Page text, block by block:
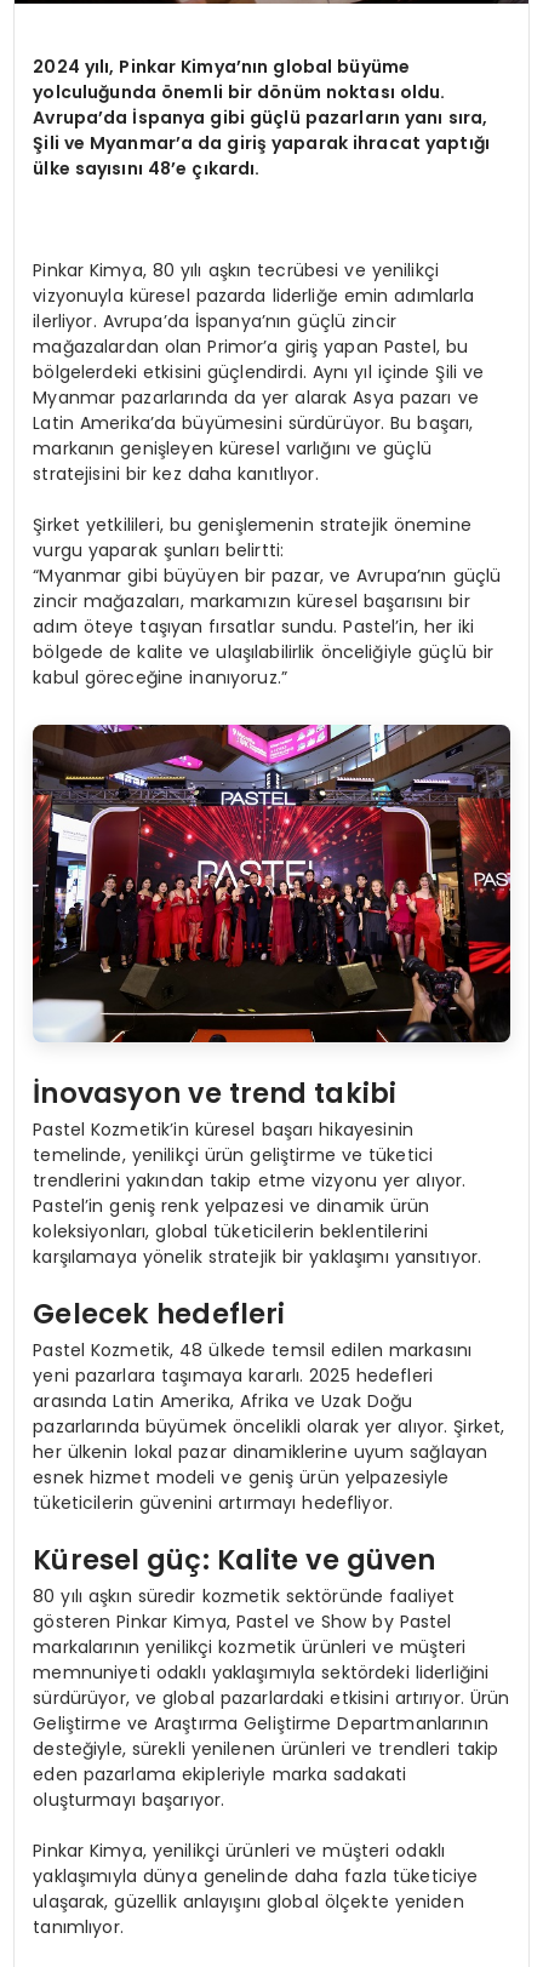
2024 yılı, Pinkar Kimya’nın global büyüme
yolculuğunda önemli bir dönüm noktası oldu.
Avrupa’da İspanya gibi güçlü pazarların yanı sıra,
Şili ve Myanmar’a da giriş yaparak ihracat yaptığı
ülke sayısını 48’e çıkardı.
Pinkar Kimya, 80 yılı aşkın tecrübesi ve yenilikçi
vizyonuyla küresel pazarda liderliğe emin adımlarla
ilerliyor. Avrupa’da İspanya’nın güçlü zincir
mağazalardan olan Primor’a giriş yapan Pastel, bu
bölgelerdeki etkisini güçlendirdi. Aynı yıl içinde Şili ve
Myanmar pazarlarında da yer alarak Asya pazarı ve
Latin Amerika’da büyümesini sürdürüyor. Bu başarı,
markanın genişleyen küresel varlığını ve güçlü
stratejisini bir kez daha kanıtlıyor.
Şirket yetkilileri, bu genişlemenin stratejik önemine
vurgu yaparak şunları belirtti:
“Myanmar gibi büyüyen bir pazar, ve Avrupa’nın güçlü
zincir mağazaları, markamızın küresel başarısını bir
adım öteye taşıyan fırsatlar sundu. Pastel’in, her iki
bölgede de kalite ve ulaşılabilirlik önceliğiyle güçlü bir
kabul göreceğine inanıyoruz.”
İnovasyon ve trend takibi
Pastel Kozmetik’in küresel başarı hikayesinin
temelinde, yenilikçi ürün geliştirme ve tüketici
trendlerini yakından takip etme vizyonu yer alıyor.
Pastel’in geniş renk yelpazesi ve dinamik ürün
koleksiyonları, global tüketicilerin beklentilerini
karşılamaya yönelik stratejik bir yaklaşımı yansıtıyor.
Gelecek hedefleri
Pastel Kozmetik, 48 ülkede temsil edilen markasını
yeni pazarlara taşımaya kararlı. 2025 hedefleri
arasında Latin Amerika, Afrika ve Uzak Doğu
pazarlarında büyümek öncelikli olarak yer alıyor. Şirket,
her ülkenin lokal pazar dinamiklerine uyum sağlayan
esnek hizmet modeli ve geniş ürün yelpazesiyle
tüketicilerin güvenini artırmayı hedefliyor.
Küresel güç: Kalite ve güven
80 yılı aşkın süredir kozmetik sektöründe faaliyet
gösteren Pinkar Kimya, Pastel ve Show by Pastel
markalarının yenilikçi kozmetik ürünleri ve müşteri
memnuniyeti odaklı yaklaşımıyla sektördeki liderliğini
sürdürüyor, ve global pazarlardaki etkisini artırıyor. Ürün
Geliştirme ve Araştırma Geliştirme Departmanlarının
desteğiyle, sürekli yenilenen ürünleri ve trendleri takip
eden pazarlama ekipleriyle marka sadakati
oluşturmayı başarıyor.
Pinkar Kimya, yenilikçi ürünleri ve müşteri odaklı
yaklaşımıyla dünya genelinde daha fazla tüketiciye
ulaşarak, güzellik anlayışını global ölçekte yeniden
tanımlıyor.